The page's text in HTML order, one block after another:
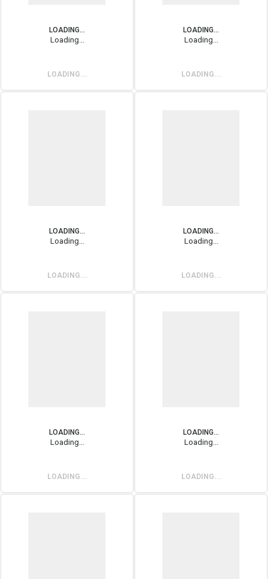
LOADING...
Loading...
LOADING...
LOADING...
Loading...
LOADING...
LOADING...
Loading...
LOADING...
LOADING...
Loading...
LOADING...
LOADING...
Loading...
LOADING...
LOADING...
Loading...
LOADING...